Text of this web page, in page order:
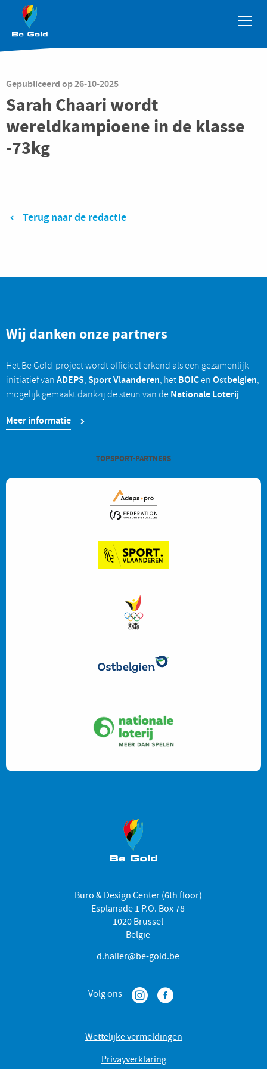
Overslaan en naar de inhoud gaan
Gepubliceerd op26-10-2025
Sarah Chaari wordt
wereldkampioene in de klasse
-73kg
Terug naar de redactie
Wij danken onze partners
Het Be Gold-project wordt officieel erkend als een gezamenlijk
initiatief van ADEPS, Sport Vlaanderen, het BOICen Ostbelgien,
mogelijk gemaakt dankzij de steun van de Nationale Loterij.
Meer informatie
TOPSPORT-PARTNERS
Buro & Design Center (6th floor)
Esplanade 1 P.O. Box 78
1020 Brussel
België
d.haller@be-gold.be
Volg ons
Wettelijke vermeldingen
Privayverklaring